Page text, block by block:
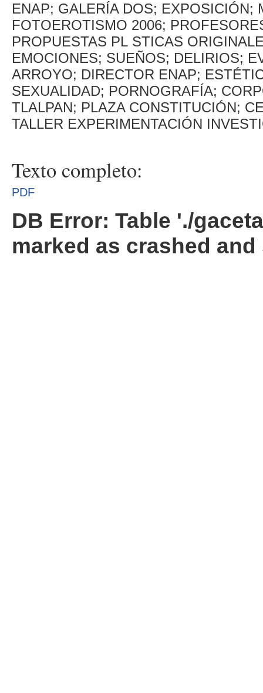
ENAP; GALERÍA DOS; EXPOSICIÓN;
FOTOEROTISMO 2006;
PROPUESTAS PL STICAS
EMOCIONES; SUEÑOS; DELIRIOS;
ARROYO; DIRECTOR ENAP;
SEXUALIDAD; PORNOGRAFÍA;
TLALPAN; PLAZA CONSTITUCIÓN;
TALLER EXPERIMENTACIÓN
Texto completo:
PDF
DB Error: Table './
marked as crashed